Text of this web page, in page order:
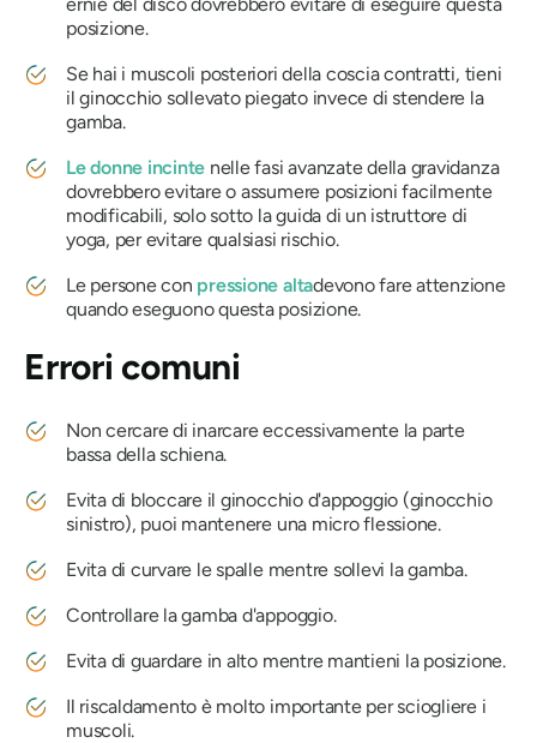
posizione.
Se hai i muscoli posteriori della coscia contratti, tieni
il ginocchio sollevato piegato invece di stendere la
gamba.
Le donne incinte nelle fasi avanzate della gravidanza
dovrebbero evitare o assumere posizioni facilmente
modificabili, solo sotto la guida di un istruttore di
yoga, per evitare qualsiasi rischio.
Le persone con pressione altadevono fare attenzione
quando eseguono questa posizione.
Errori comuni
Non cercare di inarcare eccessivamente la parte
bassa della schiena.
Evita di bloccare il ginocchio d'appoggio (ginocchio
sinistro), puoi mantenere una micro flessione.
Evita di curvare le spalle mentre sollevi la gamba.
Controllare la gamba d'appoggio.
Evita di guardare in alto mentre mantieni la posizione.
Il riscaldamento è molto importante per sciogliere i
muscoli.